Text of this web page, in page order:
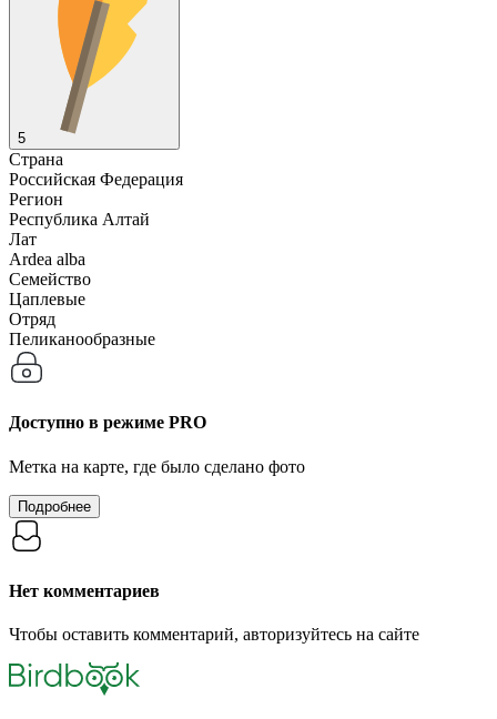
5
Страна
Российская Федерация
Регион
Республика Алтай
Лат
Ardea alba
Семейство
Цаплевые
Отряд
Пеликанообразные
Доступно в режиме PRO
Метка на карте, где было сделано фото
Подробнее
Нет комментариев
Чтобы оставить комментарий, авторизуйтесь на сайте